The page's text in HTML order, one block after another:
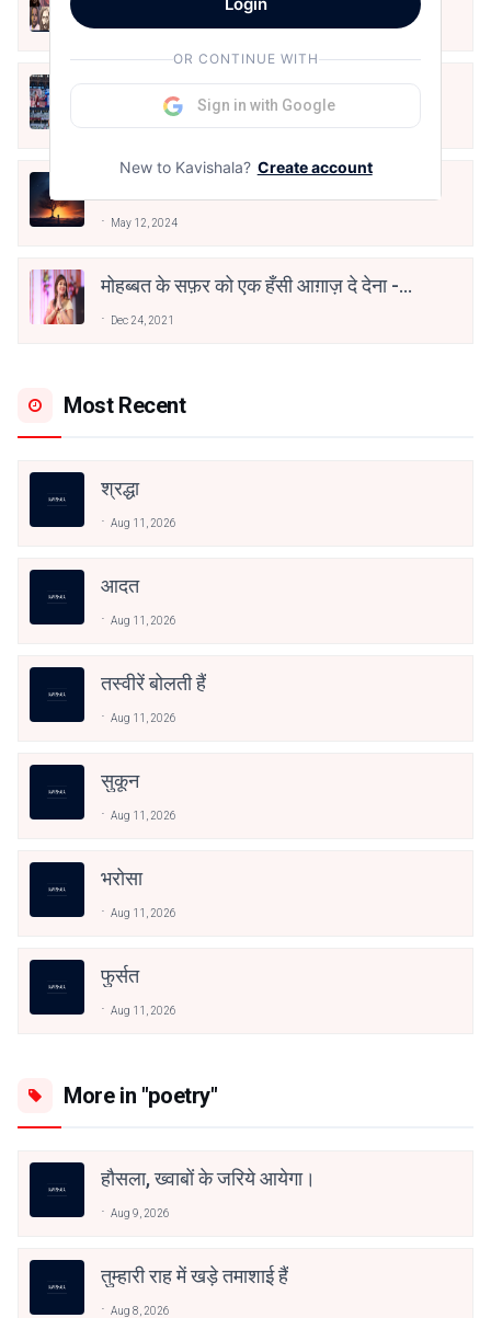
Jun 16, 2020
तू भी है राणा का वंशज फेंक जहां तक भाला जाए:
वाहिद अली वाहिद
Aug 7, 2021
May 12, 2024
मोहब्बत के सफ़र को एक हँसी आग़ाज़ दे देना -
Dec 24, 2021
Most Recent
श्रद्धा
Aug 11, 2026
आदत
Aug 11, 2026
तस्वीरें बोलती हैं
Aug 11, 2026
सुकून
Aug 11, 2026
भरोसा
Aug 11, 2026
फुर्सत
Aug 11, 2026
More in "poetry"
हौसला, ख्वाबों के जरिये आयेगा।
Aug 9, 2026
तुम्हारी राह में खड़े तमाशाई हैं
Aug 8, 2026
OR CONTINUE WITH
Sign in with Google
New to Kavishala? Create account